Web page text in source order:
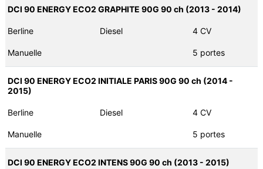
DCI 90 ENERGY ECO2 GRAPHITE 90G 90 ch (2013 - 2014)
Berline Diesel 4 CV
Manuelle 5 portes
DCI 90 ENERGY ECO2 INITIALE PARIS 90G 90 ch (2014 -
2015)
Berline Diesel 4 CV
Manuelle 5 portes
DCI 90 ENERGY ECO2 INTENS 90G 90 ch (2013 - 2015)